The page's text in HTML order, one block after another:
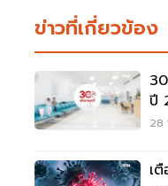
ข่าวที่เกี่ยวข้อง
ปี
28
เ